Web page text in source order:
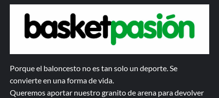
Porque el baloncesto no es tan solo un deporte. Se
convierte en una forma de vida.
Queremos aportar nuestro granito de arena para devolver